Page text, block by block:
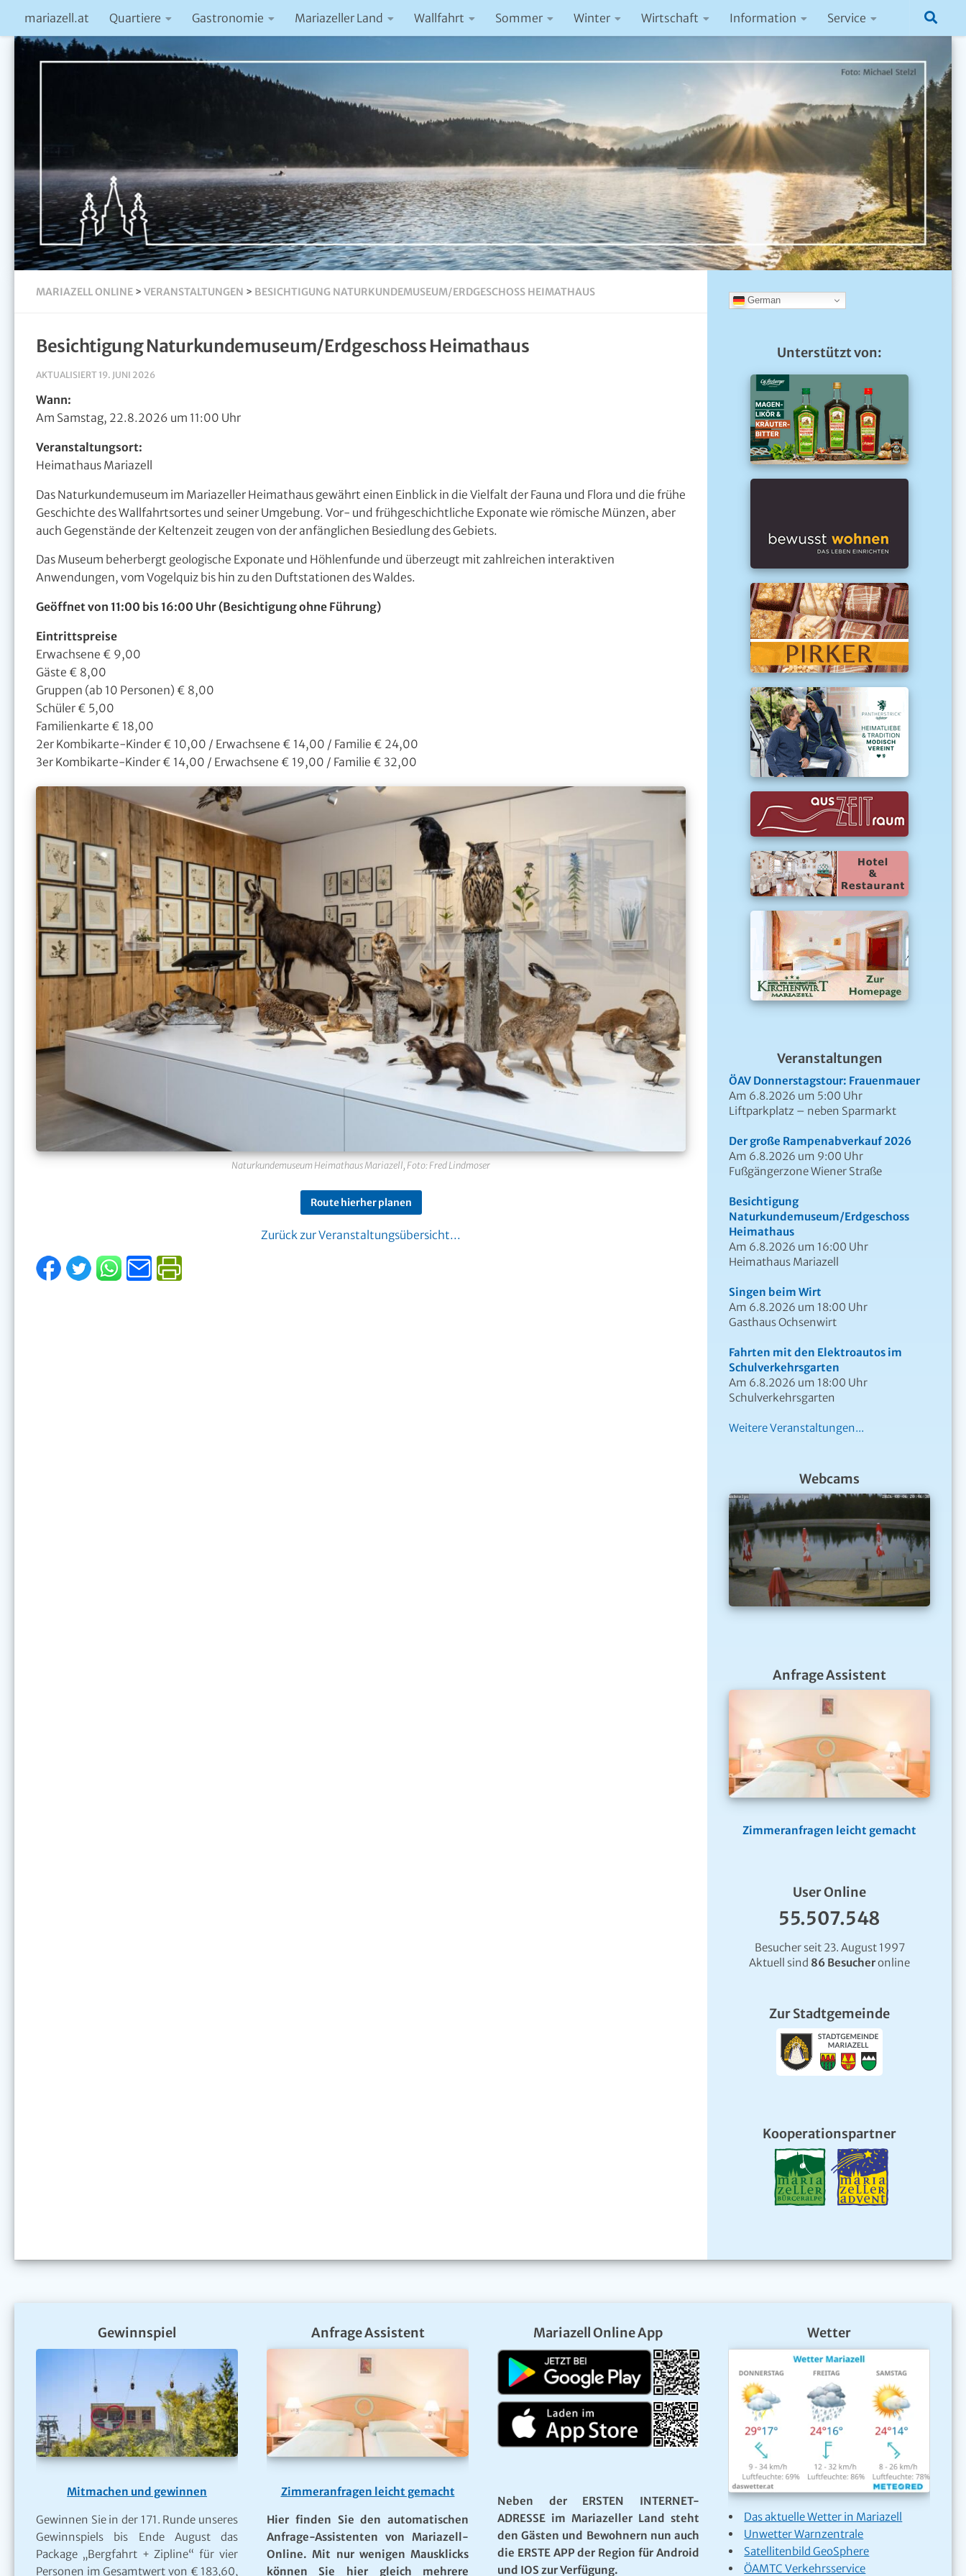
mariazell.at Quartiere Gastronomie Mariazeller Land Wallfahrt Sommer Winter Wirtschaft Information Service
MARIAZELL ONLINE > VERANSTALTUNGEN > BESICHTIGUNG NATURKUNDEMUSEUM/ERDGESCHOSS HEIMATHAUS
Besichtigung Naturkundemuseum/Erdgeschoss Heimathaus
AKTUALISIERT 19. JUNI 2026
Wann:
Am Samstag, 22.8.2026 um 11:00 Uhr
Veranstaltungsort:
Heimathaus Mariazell
Das Naturkundemuseum im Mariazeller Heimathaus gewährt einen Einblick in die Vielfalt der Fauna und Flora und die frühe
Geschichte des Wallfahrtsortes und seiner Umgebung. Vor- und frühgeschichtliche Exponate wie römische Münzen, aber
auch Gegenstände der Keltenzeit zeugen von der anfänglichen Besiedlung des Gebiets.
Das Museum beherbergt geologische Exponate und Höhlenfunde und überzeugt mit zahlreichen interaktiven
Anwendungen, vom Vogelquiz bis hin zu den Duftstationen des Waldes.
Geöffnet von 11:00 bis 16:00 Uhr (Besichtigung ohne Führung)
Eintrittspreise
Erwachsene € 9,00
Gäste € 8,00
Gruppen (ab 10 Personen) € 8,00
Schüler € 5,00
Familienkarte € 18,00
2er Kombikarte-Kinder € 10,00 / Erwachsene € 14,00 / Familie € 24,00
3er Kombikarte-Kinder € 14,00 / Erwachsene € 19,00 / Familie € 32,00
Naturkundemuseum Heimathaus Mariazell, Foto: Fred Lindmoser
Route hierher planen
Zurück zur Veranstaltungsübersicht...
German
Unterstützt von:
Veranstaltungen
ÖAV Donnerstagstour: Frauenmauer
Am 6.8.2026 um 5:00 Uhr
Liftparkplatz – neben Sparmarkt
Der große Rampenabverkauf 2026
Am 6.8.2026 um 9:00 Uhr
Fußgängerzone Wiener Straße
Besichtigung
Naturkundemuseum/Erdgeschoss
Heimathaus
Am 6.8.2026 um 16:00 Uhr
Heimathaus Mariazell
Singen beim Wirt
Am 6.8.2026 um 18:00 Uhr
Gasthaus Ochsenwirt
Fahrten mit den Elektroautos im
Schulverkehrsgarten
Am 6.8.2026 um 18:00 Uhr
Schulverkehrsgarten
Weitere Veranstaltungen...
Webcams
Anfrage Assistent
Zimmeranfragen leicht gemacht
User Online
55.507.548
Besucher seit 23. August 1997
Aktuell sind 86 Besucheronline
Zur Stadtgemeinde
Kooperationspartner
Gewinnspiel
Mitmachen und gewinnen
Gewinnen Sie in der 171. Runde unseres
Gewinnspiels bis Ende August das
Package „Bergfahrt + Zipline“ für vier
Personen im Gesamtwert von € 183,60,
Anfrage Assistent
Zimmeranfragen leicht gemacht
Hier finden Sie den automatischen
Anfrage-Assistenten von Mariazell-
Online. Mit nur wenigen Mausklicks
können Sie hier gleich mehrere
Mariazell Online App
Neben der ERSTEN INTERNET-
ADRESSE im Mariazeller Land steht
den Gästen und Bewohnern nun auch
die ERSTE APP der Region für Android
und IOS zur Verfügung.
Wetter
Das aktuelle Wetter in Mariazell
Unwetter Warnzentrale
Satellitenbild GeoSphere
ÖAMTC Verkehrsservice